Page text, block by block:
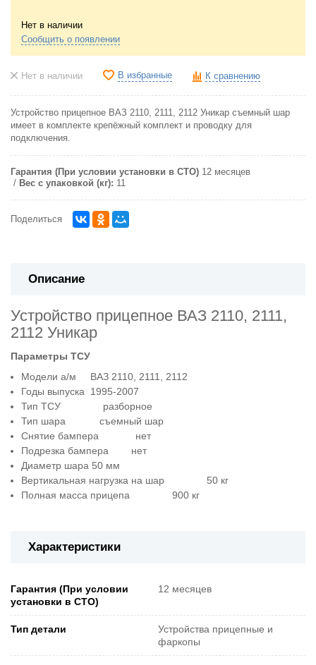
Нет в наличии
Сообщить о появлении
Нет в наличии В избранные К сравнению
Устройство прицепное ВАЗ 2110, 2111, 2112 Уникар съемный шар
имеет в комплекте крепёжный комплект и проводку для
подключения.
Гарантия (При условии установки в СТО) 12 месяцев
Вес с упаковкой (кг): 11
Поделиться
Описание
Устройство прицепное ВАЗ 2110, 2111,
2112 Уникар
Параметры ТСУ
Модели а/м ВАЗ 2110, 2111, 2112
Годы выпуска 1995-2007
Тип ТСУ разборное
Тип шара съемный шар
Снятие бампера нет
Подрезка бампера нет
Диаметр шара 50 мм
Вертикальная нагрузка на шар 50 кг
Полная масса прицепа 900 кг
Характеристики
Гарантия (При условии
установки в СТО)
12 месяцев
Тип детали
Устройства прицепные и
фаркопы